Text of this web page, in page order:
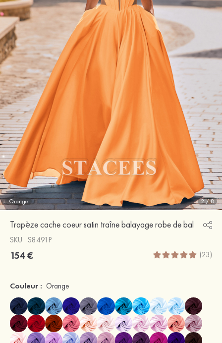
Orange 2/8
Trapèze cache coeur satin traîne balayage robe de bal
SKU : S8491P
154 € (23)
Couleur : Orange